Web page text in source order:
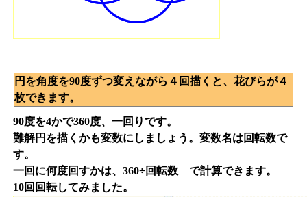
円を角度を90度ずつ変えながら４回描くと、花びらが４
枚できます。
90度を4かで360度、一回りです。
難解円を描くかも変数にしましょう。変数名は回転数で
す。
一回に何度回すかは、360÷回転数 で計算できます。
10回回転してみました。